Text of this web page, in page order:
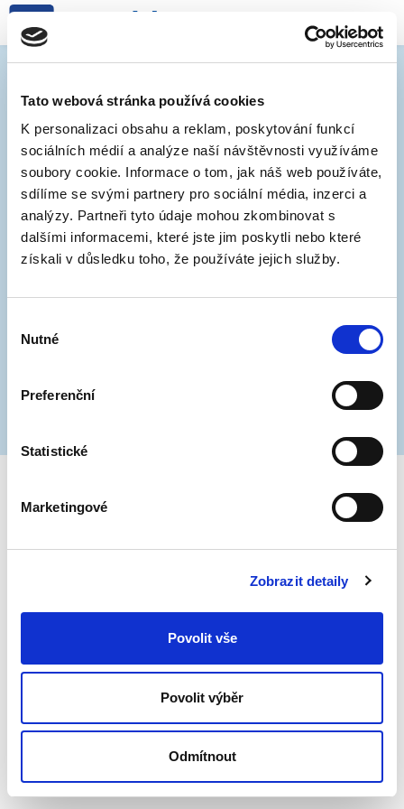
Tato webová stránka používá cookies
K personalizaci obsahu a reklam, poskytování funkcí
sociálních médií a analýze naší návštěvnosti využíváme
soubory cookie. Informace o tom, jak náš web používáte,
sdílíme se svými partnery pro sociální média, inzerci a
analýzy. Partneři tyto údaje mohou zkombinovat s
dalšími informacemi, které jste jim poskytli nebo které
získali v důsledku toho, že používáte jejich služby.
souhlasu
Nutné
Preferenční
Statistické
Marketingové
Zobrazit detaily
Povolit vše
Povolit výběr
Odmítnout
Mobilní informační centrum
- další lokality
13. 9. 2019
Navštivte nás v mobilních informačním centru, kde
najdete všechny potřebné informace o změnách v
systému parkování. Náš ochotný promo tým je vám k
23.9. - 27.9. Moravské náměstí
10.10. - 25.10. Mendlovo náměstí